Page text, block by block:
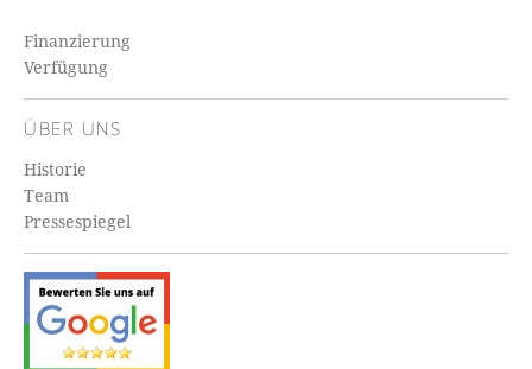
Finanzierung
Verfügung
ÜBER UNS
Historie
Team
Pressespiegel